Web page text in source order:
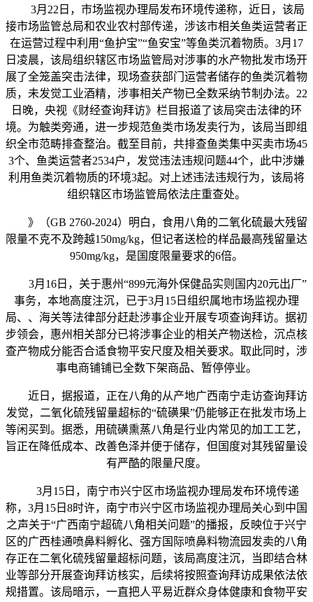
3月22日，市场监视办理局发布环境传递称，近日，该局
接市场监管总局和农业农村部传递，涉该市相关鱼类运营者正
在运营过程中利用“鱼护宝”“鱼安宝”等鱼类沉着物质。3月17
日凌晨，该局组织辖区市场监管局对涉事的水产物批发市场开
展了全笼盖突击法律，现场查获部门运营者储存的鱼类沉着物
质，未发觉工业酒精，涉事相关产物已全数采纳节制办法。22
日晚，央视《财经查询拜访》栏目报道了该局突击法律的环
境。为触类旁通，进一步规范鱼类市场发卖行为，该局当即组
织全市范畴排查整治。截至目前，共排查鱼类集中买卖市场45
3个、鱼类运营者2534户，发觉违法违规问题44个，此中涉嫌
利用鱼类沉着物质的环境3起。对上述违法违规行为，该局将
组织辖区市场监管局依法庄重查处。
》（GB 2760-2024）明白，食用八角的二氧化硫最大残留
限量不克不及跨越150mg/kg，但记者送检的样品最高残留量达
950mg/kg，是国度限量要求的6倍。
3月16日，关于惠州“899元海外保健品实则国内20元出厂”
事务，本地高度注沉，已于3月15日组织属地市场监视办理
局、、海关等法律部分赶赴涉事企业开展专项查询拜访。据初
步领会，惠州相关部分已将涉事企业的相关产物送检，沉点核
查产物成分能否合适食物平安尺度及相关要求。取此同时，涉
事电商铺铺已全数下架商品、暂停停业。
近日，据报道，正在八角的从产地广西南宁走访查询拜访
发觉，二氧化硫残留量超标的“硫磺果”仍能够正在批发市场上
等闲买到。据悉，用硫磺熏蒸八角是行业内常见的加工工艺，
旨正在降低成本、改善色泽并便于储存，但国度对其残留量设
有严酷的限量尺度。
3月15日，南宁市兴宁区市场监视办理局发布环境传递
称，3月15日8时许，南宁市兴宁区市场监视办理局关心到中国
之声关于“广西南宁超硫八角相关问题”的播报，反映位于兴宁
区的广西桂通喷鼻料孵化、强方国际喷鼻料物流园发卖的八角
存正在二氧化硫残留量超标问题，该局高度注沉，当即结合林
业等部分开展查询拜访核实，后续将按照查询拜访成果依法依
规措置。该局暗示，一直把人平易近群众身体健康和食物平安